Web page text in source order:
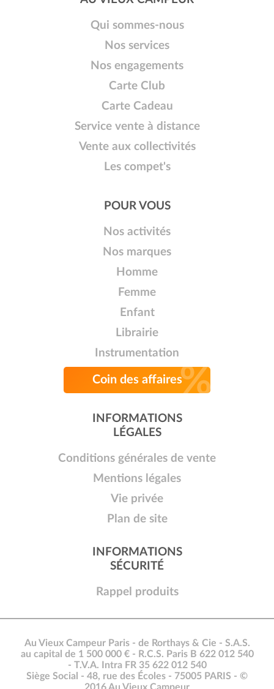
Qui sommes-nous
Nos services
Nos engagements
Carte Club
Carte Cadeau
Service vente à distance
Vente aux collectivités
Les compet's
POUR VOUS
Nos activités
Nos marques
Homme
Femme
Enfant
Librairie
Instrumentation
Coin des affaires
INFORMATIONS
LÉGALES
Conditions générales de vente
Mentions légales
Vie privée
Plan de site
INFORMATIONS
SÉCURITÉ
Rappel produits
Au Vieux Campeur Paris - de Rorthays & Cie - S.A.S.
au capital de 1 500 000 € - R.C.S. Paris B 622 012 540
- T.V.A. Intra FR 35 622 012 540
Siège Social - 48, rue des Écoles - 75005 PARIS - ©